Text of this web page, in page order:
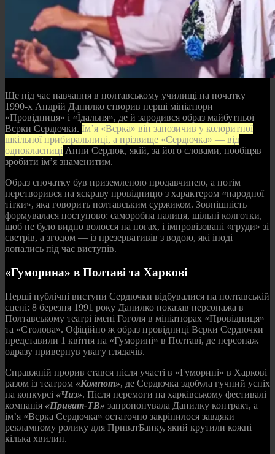
Ще під час навчання в полтавському училищі на початку
1990-х Андрій Данилко створив перші мініатюри
«Провідниця» і «Їдальня», де й зародився образ майбутньої
Вєрки Сердючки. Ім’я «Вєрка» він запозичив у колоритної
шкільної прибиральниці, а прізвище «Сердючка» — від
однокласниці Анни Сердюк, якій, за його словами, пообіцяв
зробити ім’я знаменитим.
Образ спочатку був приземленою продавчинею, а потім
перетворився на яскраву провідницю з характером «народної
тітки», яка говорить полтавським суржиком. Зовнішність
формувалася поступово: саморобна палиця, щільні колготки,
щоб не було видно волосся на ногах, і імпровізовані «груди» зі
светрів, а згодом — із презервативів з водою, які іноді
лопались під час виступів.
«Гуморина» в Полтаві та Харкові
Перші публічні виступи Сердючки відбувалися на полтавській
сцені: 8 березня 1991 року Данилко показав персонажа в
Полтавському театрі імені Гоголя в мініатюрах «Провідниця»
та «Столова». Офіційно ж образ провідниці Вєрки Сердючки
представили 1 квітня на «Гуморині» в Полтаві, де персонаж
одразу привернув увагу глядачів.
Справжній прорив стався після участі в «Гуморині» в Харкові
разом із театром «Компот», де Сердючка здобула гучний успіх
на конкурсі «Чиз». Після перемоги на харківському фестивалі
компанія «Приват-ТВ» запропонувала Данилку контракт, а
ім’я «Вєрка Сердючка» остаточно закріпилося завдяки
рекламному ролику для ПриватБанку, який крутили кожні
кілька хвилин.